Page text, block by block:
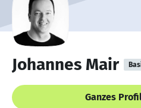
Johannes Mair
Ganzes